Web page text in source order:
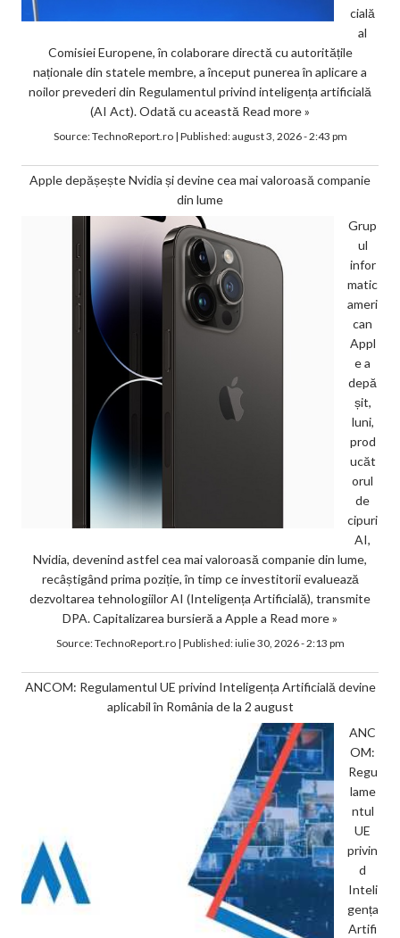
cială
al
Comisiei Europene, în colaborare directă cu autoritățile
naționale din statele membre, a început punerea în aplicare a
noilor prevederi din Regulamentul privind inteligența artificială
(AI Act). Odată cu această Read more »
Source:TechnoReport.ro| Published:august 3, 2026 - 2:43 pm
Apple depășește Nvidia și devine cea mai valoroasă companie
din lume
Grup
ul
infor
matic
ameri
can
Appl
e a
depă
șit,
luni,
prod
ucăt
orul
de
cipuri
AI,
Nvidia, devenind astfel cea mai valoroasă companie din lume,
recâștigând prima poziție, în timp ce investitorii evaluează
dezvoltarea tehnologiilor AI (Inteligența Artificială), transmite
DPA. Capitalizarea bursieră a Apple a Read more »
Source:TechnoReport.ro| Published:iulie 30, 2026 - 2:13 pm
ANCOM: Regulamentul UE privind Inteligența Artificială devine
aplicabil în România de la 2 august
ANC
OM:
Regu
lame
ntul
UE
privin
d
Inteli
gența
Artifi